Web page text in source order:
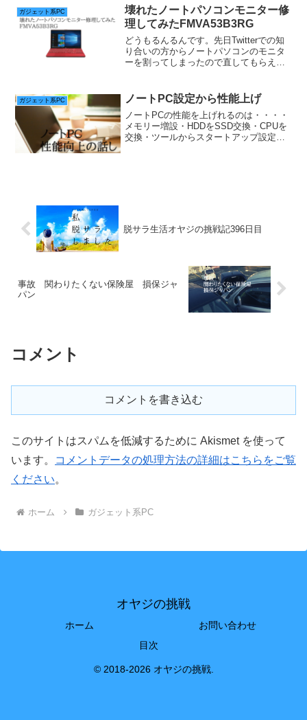
務後翌日足腰が・・・歳と運動不足両方
たたってバキバキです（...
ガジェット系PC
壊れたノートパソコンモニター修
理してみたFMVA53B3RG
どうもるんるんです。先日Twitterでの知
り合いの方からノートパソコンのモニタ
ーを割ってしまったので直してもらえま
ーカーではないので時間くださいねと言
って預か...
ガジェット系PC ノートPC設定から性能上げ
ノートPCの性能を上げれるのは・・・・
メモリー増設・HDDをSSD交換・CPUを
交換・ツールからスタートアップ設定こ
脱サラ生活オヤジの挑戦記396日目
事故 関わりたくない保険屋 損保ジャ
パン
コメント
コメントを書き込む
このサイトはスパムを低減するために Akismet を使って
います。
コメントデータの処理方法の詳細はこちらをご覧
ください。
ホーム ガジェット系PC
オヤジの挑戦
ホーム
お問い合わせ
目次
© 2018-2026 オヤジの挑戦.